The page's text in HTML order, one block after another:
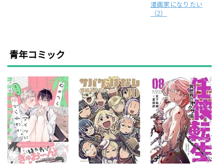
漫画家になりたい
（2）
青年コミック